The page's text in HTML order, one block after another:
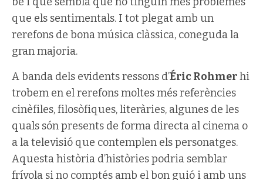
que els sentimentals. I tot plegat amb un
rerefons de bona música clàssica, coneguda la
gran majoria.
A banda dels evidents ressons d’Éric Rohmerhi
trobem en el rerefons moltes més referències
cinèfiles, filosòfiques, literàries, algunes de les
quals són presents de forma directa al cinema o
a la televisió que contemplen els personatges.
Aquesta història d’històries podria semblar
frívola si no comptés amb el bon guió i amb uns